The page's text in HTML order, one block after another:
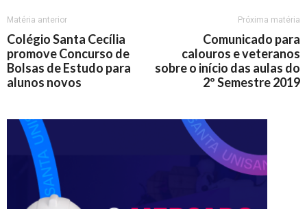
Matéria anterior
Colégio Santa Cecília
promove Concurso de
Bolsas de Estudo para
alunos novos
Próxima matéria
Comunicado para
calouros e veteranos
sobre o início das aulas do
2º Semestre 2019